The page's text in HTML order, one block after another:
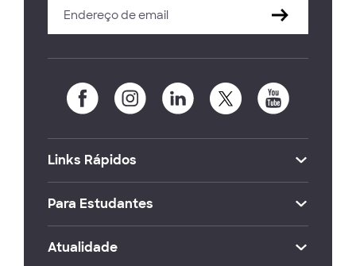
Links Rápidos
Para Estudantes
Atualidade